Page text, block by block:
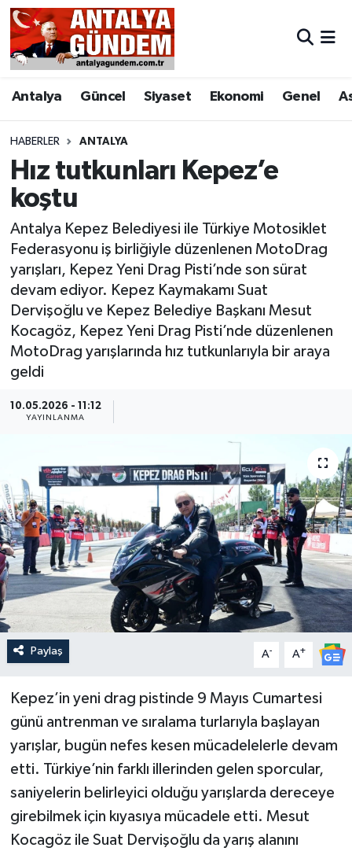
Antalya Güncel Siyaset Ekonomi Genel
HABERLER ANTALYA
Hız tutkunları Kepez’e
koştu
Antalya Kepez Belediyesi ile Türkiye Motosiklet
Federasyonu iş birliğiyle düzenlenen MotoDrag
yarışları, Kepez Yeni Drag Pisti’nde son sürat
devam ediyor. Kepez Kaymakamı Suat
Dervişoğlu ve Kepez Belediye Başkanı Mesut
Kocagöz, Kepez Yeni Drag Pisti’nde düzenlenen
MotoDrag yarışlarında hız tutkunlarıyla bir araya
geldi
10.05.2026 - 11:12
YAYINLANMA
Paylaş A- A+
Kepez’in yeni drag pistinde 9 Mayıs Cumartesi
günü antrenman ve sıralama turlarıyla başlayan
yarışlar, bugün nefes kesen mücadelelerle devam
etti. Türkiye’nin farklı illerinden gelen sporcular,
saniyelerin belirleyici olduğu yarışlarda dereceye
girebilmek için kıyasıya mücadele etti. Mesut
Kocagöz ile Suat Dervişoğlu da yarış alanını
Antalya
Asayiş
Bilim & Teknoloji
Bölge
EĞİTİM
Ekonomi
Genel
Görüntülü Haber
Güncel
Kültür & Sanat
Resmi İlan
Sağlık & Yaşam
Siyaset
Spor
Antalya Nöbetçi Eczaneler
Antalya Hava Durumu
Antalya Namaz Vakitleri
Antalya Trafik Yoğunluk Haritası
Süper Lig Puan Durumu ve Fikstür
Tüm Manşetler
Son Dakika Haberleri
Haber Arşivi